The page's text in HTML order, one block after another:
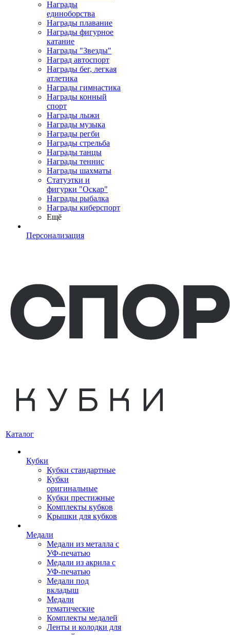
Награды
единоборства
Награды плавание
Награды фигурное
катание
Награды "Звезды"
Наград автоспорт
Награды бег, легкая
атлетика
Награды гимнастика
Награды конный
спорт
Награды лыжи
Награды музыка
Награды регби
Награды стрельба
Награды танцы
Награды теннис
Награды шахматы
Статуэтки и
фигурки "Оскар"
Награды рыбалка
Награды киберспорт
Ещё
Персонализация
Каталог
Кубки
Кубки стандартные
Кубки
оригинальные
Кубки престижные
Комплекты кубков
Крышки для кубков
Медали
Медали из металла с
УФ-печатью
Медали из акрила с
УФ-печатью
Медали под
вкладыш
Медали
тематические
Комплекты медалей
Ленты и колодки для